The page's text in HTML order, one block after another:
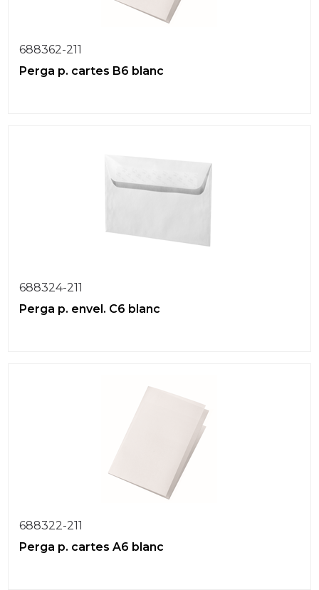
688362-211
Perga p. cartes B6 blanc
688324-211
Perga p. envel. C6 blanc
688322-211
Perga p. cartes A6 blanc